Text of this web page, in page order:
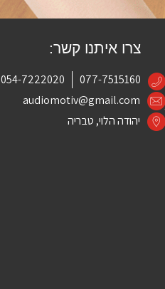
צרו איתנו קשר:
077-7515160
054-7222020
audiomotiv@gmail.com
יהודה הלוי, טבריה